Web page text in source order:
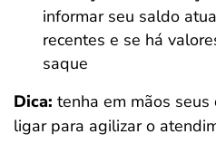
informar seu saldo
recentes e se há
saque
Dica: tenha em mãos
ligar para agilizar o